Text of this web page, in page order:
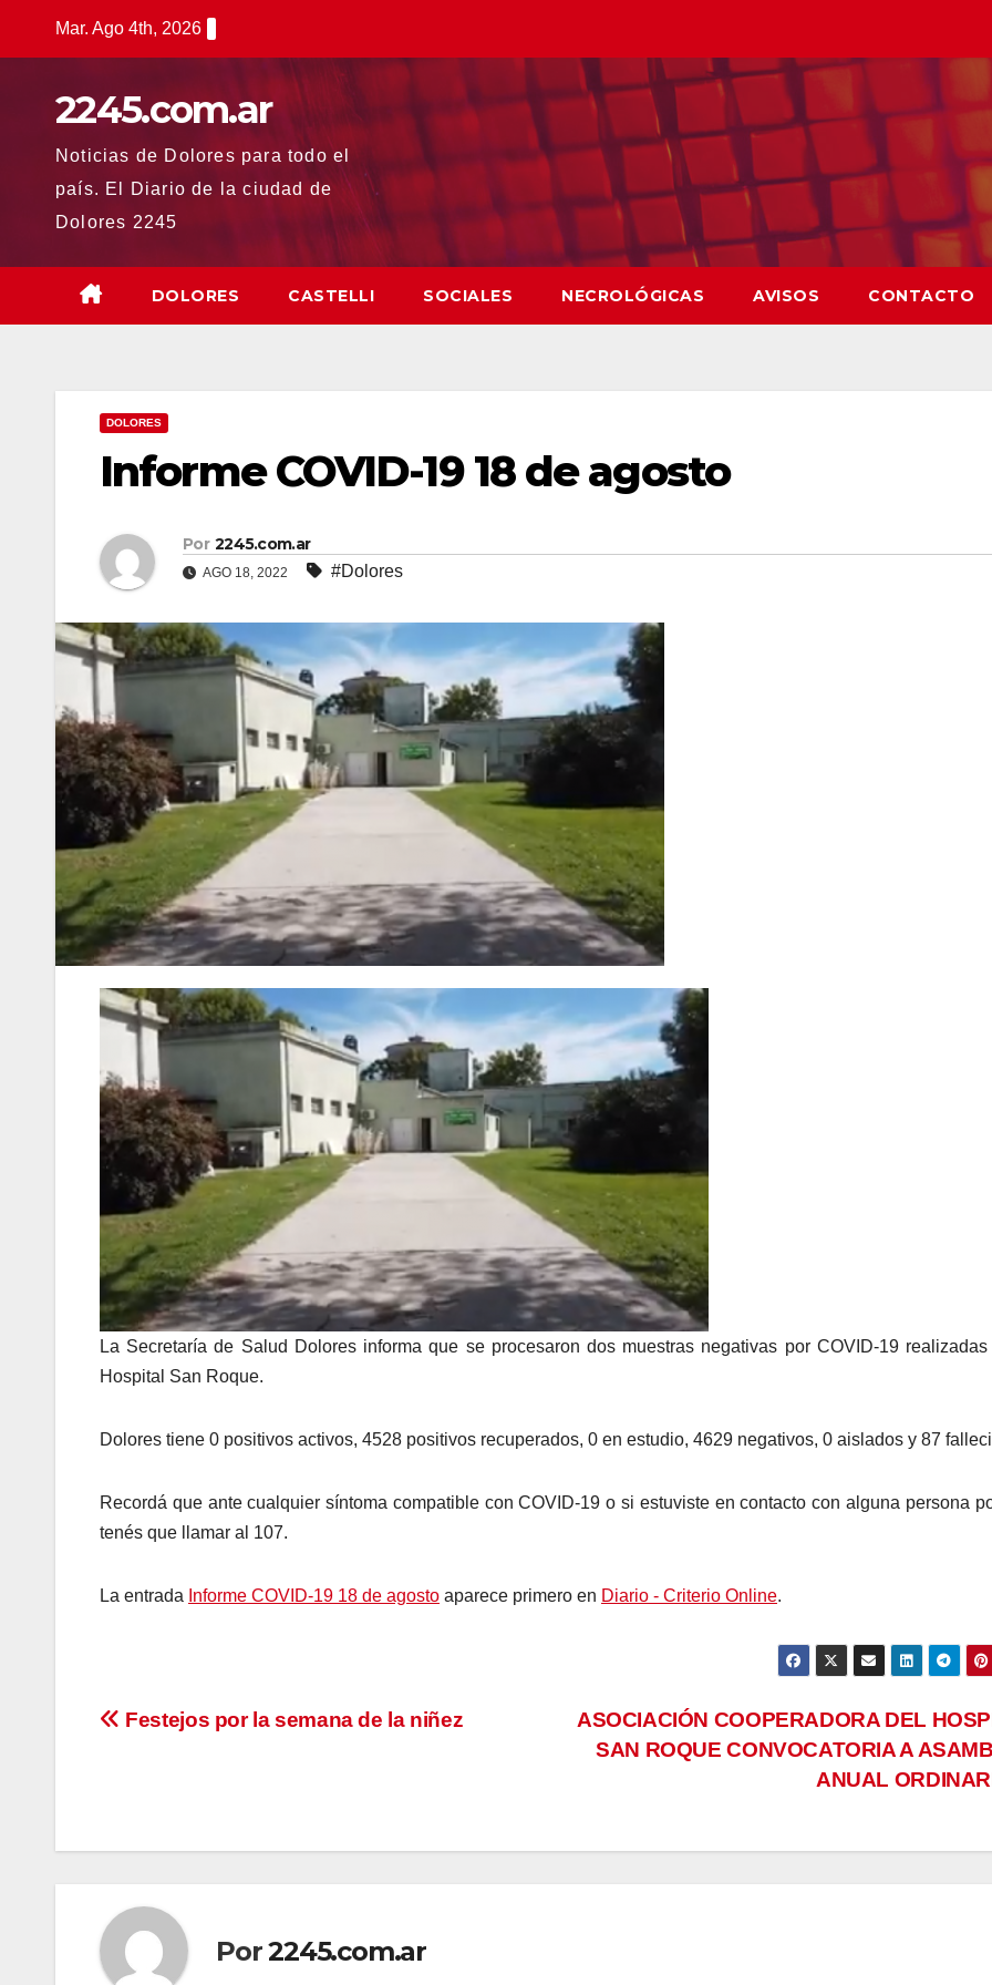
Mar. Ago 4th, 2026
2245.com.ar
Noticias de Dolores para todo el
país. El Diario de la ciudad de
Dolores 2245
DOLORES CASTELLI SOCIALES NECROLÓGICAS AVISOS CONTACTO
DOLORES
Informe COVID-19 18 de agosto
Por 2245.com.ar
AGO 18, 2022 #Dolores
La Secretaría de Salud Dolores informa que se procesaron dos muestras negativas por COVID-19 realizadas
Hospital San Roque.
Dolores tiene 0 positivos activos, 4528 positivos recuperados, 0 en estudio, 4629 negativos, 0 aislados y 87
Recordá que ante cualquier síntoma compatible con COVID-19 o si estuviste en contacto con alguna persona
tenés que llamar al 107.
La entrada Informe COVID-19 18 de agosto aparece primero en Diario - Criterio Online.
Navegación
ASOCIACIÓN COOPERADORA DEL
SAN ROQUE CONVOCATORIA A
ANUAL
Festejos por la semana de la niñez
Por2245.com.ar